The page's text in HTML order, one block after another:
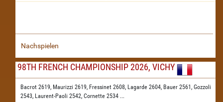
Nachspielen
98TH FRENCH CHAMPIONSHIP 2026, VICHY
Bacrot 2619, Maurizzi 2619, Fressinet 2608, Lagarde 2604, Bauer 2561, Gozzoli
2543, Laurent-Paoli 2542, Cornette 2534 ...